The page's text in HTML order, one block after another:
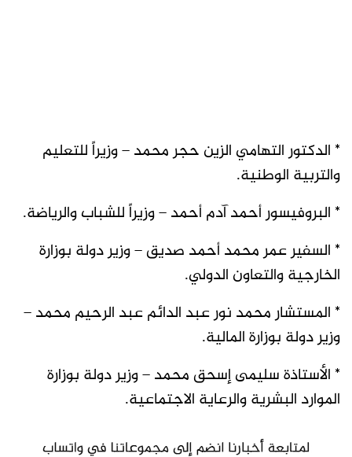
* الدكتور التهامي الزين حجر محمد – وزيراً للتعليم
والتربية الوطنية.
* البروفيسور أحمد آدم أحمد – وزيراً للشباب والرياضة.
* السفير عمر محمد أحمد صديق – وزير دولة بوزارة
الخارجية والتعاون الدولي.
* المستشار محمد نور عبد الدائم عبد الرحيم محمد –
وزير دولة بوزارة المالية.
* الأستاذة سليمى إسحق محمد – وزير دولة بوزارة
الموارد البشرية والرعاية الاجتماعية.